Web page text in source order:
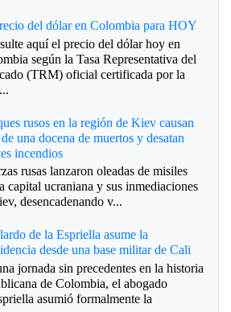
del dólar en Colombia para HOY
aquí el precio del dólar hoy en
según la Tasa Representativa del
(TRM) oficial certificada por la
rusos en la región de Kiev causan
una docena de muertos y desatan
incendios
rusas lanzaron oleadas de misiles
capital ucraniana y sus inmediaciones
desencadenando v...
de la Espriella asume la
desde una base militar de Cali
jornada sin precedentes en la historia
de Colombia, el abogado
asumió formalmente la